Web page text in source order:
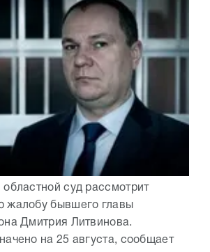
областной суд рассмотрит
жалобу бывшего главы
Дмитрия Литвинова.
на 25 августа, сообщает